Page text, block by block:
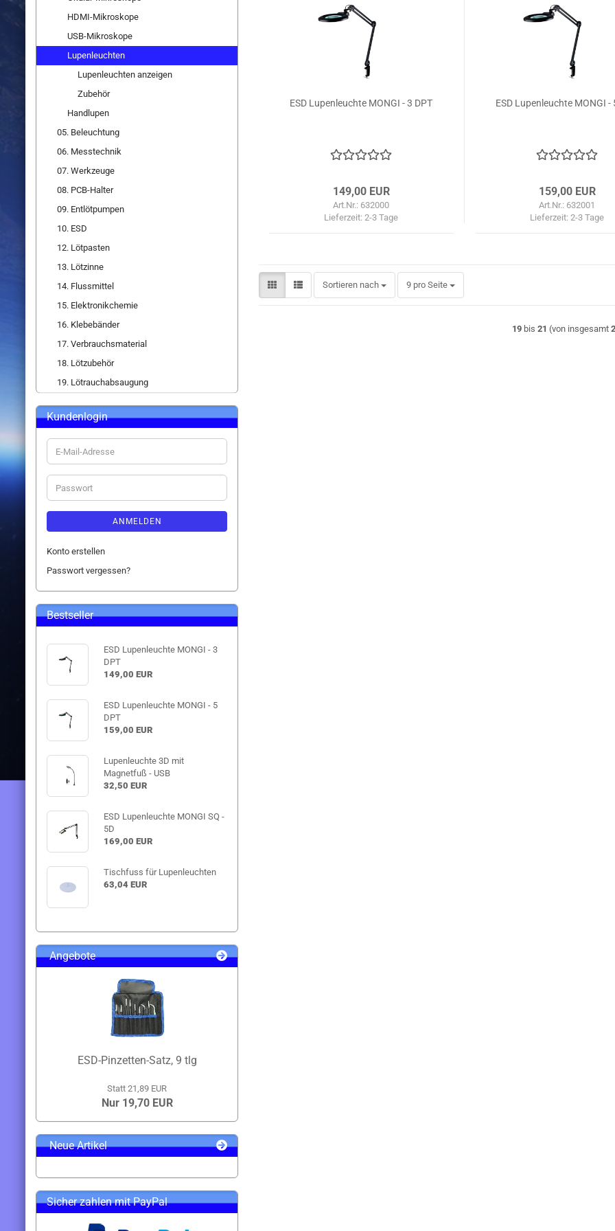
ESD Lupenleuchte MONGI - 3 DPT
149,00 EUR
Art.Nr.: 632000
Lieferzeit:2-3 Tage
ESD Lupenleuchte MONGI -
159,00 EUR
Art.Nr.: 632001
Lieferzeit:2-3 Tage
Sortieren nach
Sortieren nach 9 pro Seite
pro Seite
19bis 21 (von insgesamt
HDMI-Mikroskope
USB-Mikroskope
Lupenleuchten
Lupenleuchten anzeigen
Zubehör
Handlupen
05. Beleuchtung
06. Messtechnik
07. Werkzeuge
08. PCB-Halter
09. Entlötpumpen
10. ESD
12. Lötpasten
13. Lötzinne
14. Flussmittel
15. Elektronikchemie
16. Klebebänder
17. Verbrauchsmaterial
18. Lötzubehör
19. Lötrauchabsaugung
Kundenlogin
E-
Mail-
Adresse
Passwort
ANMELDEN
Konto erstellen
Passwort vergessen?
Bestseller
ESD Lupenleuchte MONGI - 3
DPT
149,00 EUR
ESD Lupenleuchte MONGI - 5
DPT
159,00 EUR
Lupenleuchte 3D mit
Magnetfuß - USB
32,50 EUR
ESD Lupenleuchte MONGI SQ -
5D
169,00 EUR
Tischfuss für Lupenleuchten
63,04 EUR
Angebote
ESD-Pinzetten-Satz, 9 tlg
Statt 21,89 EUR
Nur 19,70 EUR
Neue Artikel
Sicher zahlen mit PayPal